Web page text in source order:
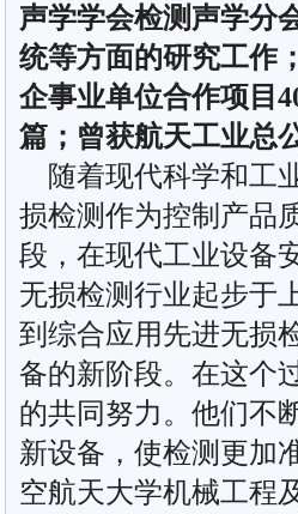
声学学会检测声学分
统等方面的研究工作
企事业单位合作项目
篇；曾获航天工业总
随着现代科学和工
损检测作为控制产品
段，在现代工业设备
无损检测行业起步于
到综合应用先进无损
备的新阶段。在这个
的共同努力。他们不
新设备，使检测更加
空航天大学机械工程